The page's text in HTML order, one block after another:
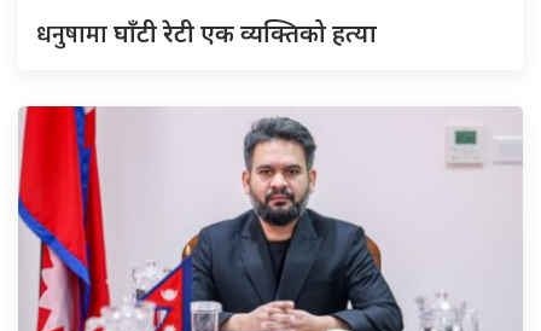
धनुषामाघाँटी रेटी एक व्यक्तिको हत्या